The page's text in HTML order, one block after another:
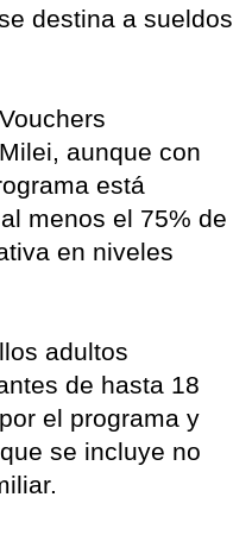
destina a sueldos
aunque con
está
menos el 75% de
en niveles
adultos
de hasta 18
el programa y
se incluye no